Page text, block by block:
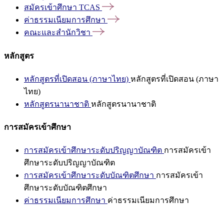
สมัครเข้าศึกษา TCAS
ค่าธรรมเนียมการศึกษา
คณะและสำนักวิชา
หลักสูตร
หลักสูตรที่เปิดสอน (ภาษาไทย) หลักสูตรที่เปิดสอน (ภาษา
ไทย)
หลักสูตรนานาชาติ หลักสูตรนานาชาติ
การสมัครเข้าศึกษา
การสมัครเข้าศึกษาระดับปริญญาบัณฑิต การสมัครเข้า
ศึกษาระดับปริญญาบัณฑิต
การสมัครเข้าศึกษาระดับบัณฑิตศึกษา การสมัครเข้า
ศึกษาระดับบัณฑิตศึกษา
ค่าธรรมเนียมการศึกษา ค่าธรรมเนียมการศึกษา